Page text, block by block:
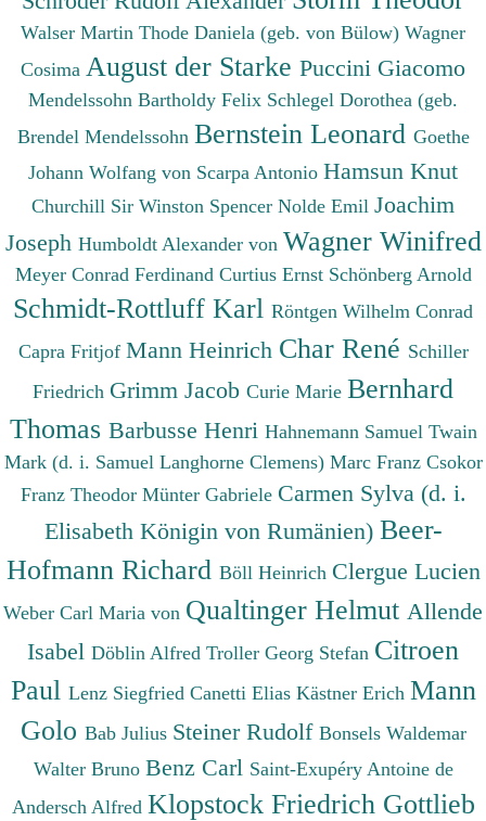
Walser Martin Thode Daniela (geb. von Bülow) Wagner
Cosima August der Starke Puccini Giacomo
Mendelssohn Bartholdy Felix Schlegel Dorothea (geb.
Brendel Mendelssohn Bernstein Leonard Goethe
Johann Wolfang von Scarpa Antonio Hamsun Knut
Churchill Sir Winston Spencer Nolde Emil Joachim
Joseph Humboldt Alexander von Wagner Winifred
Meyer Conrad Ferdinand Curtius Ernst Schönberg Arnold
Schmidt-Rottluff Karl Röntgen Wilhelm Conrad
Capra Fritjof Mann Heinrich Char René Schiller
Friedrich Grimm Jacob Curie Marie Bernhard
Thomas Barbusse Henri Hahnemann Samuel Twain
Mark (d. i. Samuel Langhorne Clemens) Marc Franz Csokor
Franz Theodor Münter Gabriele Carmen Sylva (d. i.
Elisabeth Königin von Rumänien) Beer-
Hofmann Richard Böll Heinrich Clergue Lucien
Weber Carl Maria von Qualtinger Helmut Allende
Isabel Döblin Alfred Troller Georg Stefan Citroen
Paul Lenz Siegfried Canetti Elias Kästner Erich Mann
Golo Bab Julius Steiner Rudolf Bonsels Waldemar
Walter Bruno Benz Carl Saint-Exupéry Antoine de
Andersch Alfred Klopstock Friedrich Gottlieb